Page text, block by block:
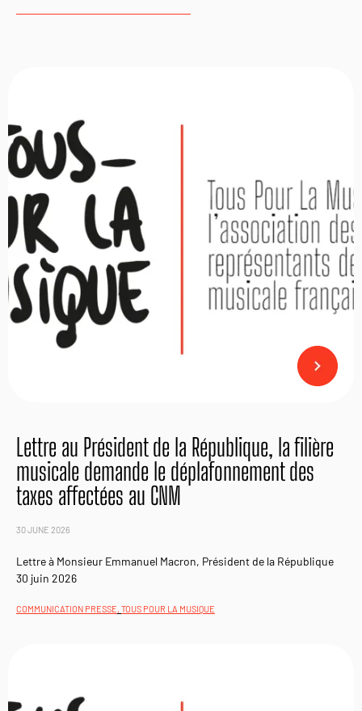
Lettre au Président de la République, la filière
musicale demande le déplafonnement des
taxes affectées au CNM
30 JUNE 2026
Lettre à Monsieur Emmanuel Macron, Président de la République
30 juin 2026
COMMUNICATION PRESSE, TOUS POUR LA MUSIQUE